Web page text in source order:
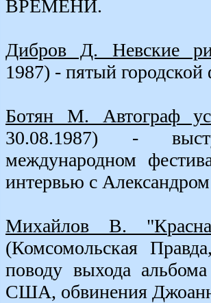
ВРЕМЕНИ.
Дибров Д. Невские
1987) - пятый
Ботян М. Автограф
30.08.1987) -
международном
интервью с
Михайлов В.
(Комсомольская
поводу выхода
США, обвинения